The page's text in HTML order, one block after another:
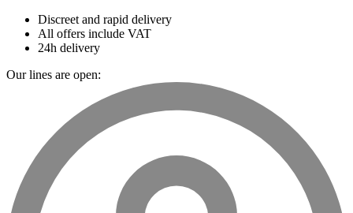
Discreet and rapid delivery
All offers include VAT
24h delivery
Our lines are open: